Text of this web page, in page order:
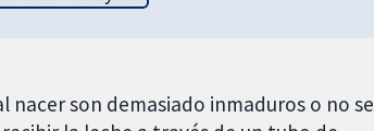
nacer son demasiado inmaduros o no se